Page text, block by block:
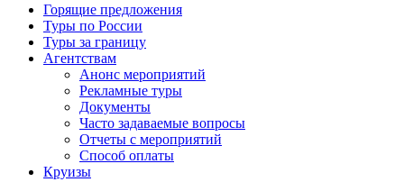
Горящие предложения
Туры по России
Туры за границу
Агентствам
Анонс мероприятий
Рекламные туры
Документы
Часто задаваемые вопросы
Отчеты с мероприятий
Способ оплаты
Круизы